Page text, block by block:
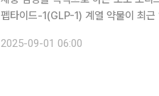
펩타이드-1(GLP-1) 계열 약물이 최근
2025-09-01 06:00